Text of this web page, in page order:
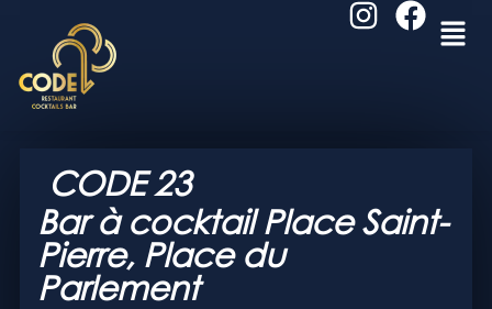
CODE 23
Bar à cocktail Place Saint-
Pierre, Place du
Parlement